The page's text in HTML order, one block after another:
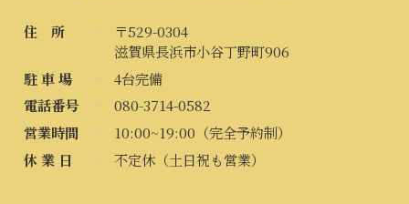
住 所
〒529-0304
滋賀県長浜市小谷丁野町906
駐 車 場
4台完備
電話番号
080-3714-0582
営業時間
10:00~19:00（完全予約制）
休 業 日
不定休（土日祝も営業）